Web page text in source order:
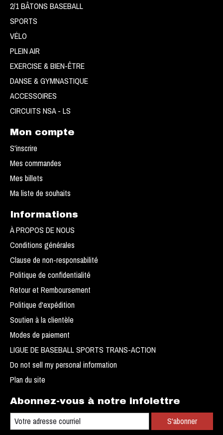
2/1 BÂTONS BASEBALL
SPORTS
VÉLO
PLEIN AIR
EXERCISE & BIEN-ÊTRE
DANSE & GYMNASTIQUE
ACCESSOIRES
CIRCUITS NSA - LS
Mon compte
S'inscrire
Mes commandes
Mes billets
Ma liste de souhaits
Informations
À PROPOS DE NOUS
Conditions générales
Clause de non-responsabilité
Politique de confidentialité
Retour et Remboursement
Politique d'expédition
Soutien à la clientèle
Modes de paiement
LIGUE DE BASEBALL SPORTS TRANS-ACTION
Do not sell my personal information
Plan du site
Abonnez-vous à notre infolettre
S'abonner